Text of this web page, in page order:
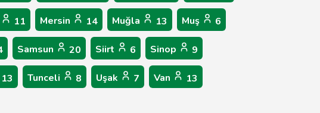
11 Mersin 14 Muğla 13 Muş 6
Samsun 20 Siirt 6 Sinop 9
13 Tunceli 8 Uşak 7 Van 13